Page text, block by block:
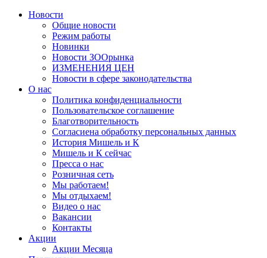
Новости
Общие новости
Режим работы
Новинки
Новости ЗООрынка
ИЗМЕНЕНИЯ ЦЕН
Новости в сфере законодательства
О нас
Политика конфиденциальности
Пользовательское соглашение
Благотворительность
Согласиена обработку персональных данных
История Мишель и К
Мишель и К сейчас
Пресса о нас
Розничная сеть
Мы работаем!
Мы отдыхаем!
Видео о нас
Вакансии
Контакты
Акции
Акции Месяца